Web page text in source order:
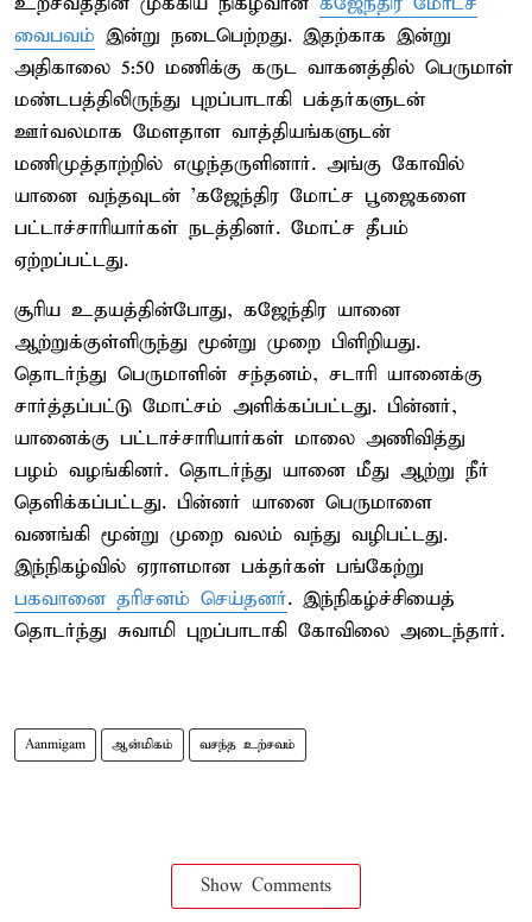
வைபவம் இன்று நடைபெற்றது. இதற்காக இன்று
அதிகாலை 5:50 மணிக்கு கருட வாகனத்தில் பெருமாள்
மண்டபத்திலிருந்து புறப்பாடாகி பக்தர்களுடன்
ஊர்வலமாக மேளதாள வாத்தியங்களுடன்
மணிமுத்தாற்றில் எழுந்தருளினார். அங்கு கோவில்
யானை வந்தவுடன் 'கஜேந்திர மோட்ச பூஜைகளை
பட்டாச்சாரியார்கள் நடத்தினர். மோட்ச தீபம்
ஏற்றப்பட்டது.
சூரிய உதயத்தின்போது, கஜேந்திர யானை
ஆற்றுக்குள்ளிருந்து மூன்று முறை பிளிறியது.
தொடர்ந்து பெருமாளின் சந்தனம், சடாரி யானைக்கு
சார்த்தப்பட்டு மோட்சம் அளிக்கப்பட்டது. பின்னர்,
யானைக்கு பட்டாச்சாரியார்கள் மாலை அணிவித்து
பழம் வழங்கினர். தொடர்ந்து யானை மீது ஆற்று நீர்
தெளிக்கப்பட்டது. பின்னர் யானை பெருமாளை
வணங்கி மூன்று முறை வலம் வந்து வழிபட்டது.
இந்நிகழ்வில் ஏராளமான பக்தர்கள் பங்கேற்று
பகவானை தரிசனம் செய்தனர். இந்நிகழ்ச்சியைத்
தொடர்ந்து சுவாமி புறப்பாடாகி கோவிலை அடைந்தார்.
Aanmigam ஆன்மிகம் வசந்த உற்சவம்
Show Comments